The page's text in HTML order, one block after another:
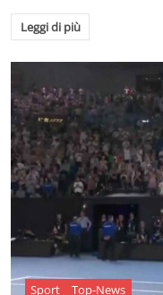
Leggi di più
Sport Top-News